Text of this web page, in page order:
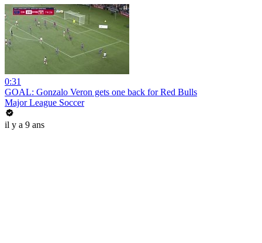
0:31
GOAL: Gonzalo Veron gets one back for Red Bulls
Major League Soccer
il y a 9 ans